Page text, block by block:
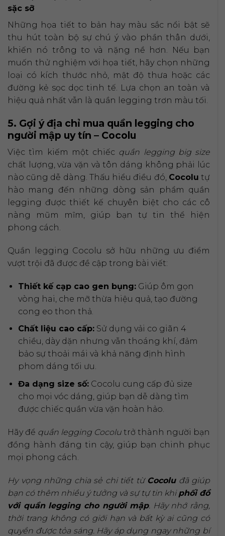
sặc sỡ
Những họa tiết to bản hay màu sắc nổi bật sẽ
thu hút toàn bộ sự chú ý vào phần thân dưới,
khiến nó trông to và nặng nề hơn. Nếu bạn
muốn thử nghiệm với họa tiết, hãy chọn những
loại có kích thước nhỏ, mật độ thưa hoặc các
đường kẻ sọc dọc tinh tế. Lựa chọn an toàn và
hiệu quả nhất vẫn là quần legging trơn màu tối.
5. Gợi ý địa chỉ mua quần legging cho
người mập uy tín – Cocolu
Việc tìm kiếm một chiếc quần legging big size
chất lượng, vừa vặn và tôn dáng không phải lúc
nào cũng dễ dàng. Thấu hiểu điều đó, Cocolu tự
hào mang đến những dòng sản phẩm quần
legging được thiết kế chuyên biệt cho các cô
nàng mũm mĩm, giúp bạn tự tin thể hiện
phong cách.
Quần legging Cocolu sở hữu những ưu điểm
vượt trội đã được đề cập trong bài viết:
Thiết kế cạp cao gen bụng:Giúp ôm gọn
vòng hai, che mỡ thừa hiệu quả, tạo đường
cong eo thon thả.
Chất liệu cao cấp:Sử dụng vải co giãn 4
chiều, dày dặn nhưng vẫn thoáng khí, đảm
bảo sự thoải mái và khả năng định hình
phom dáng tối ưu.
Đa dạng size số:Cocolu cung cấp đủ size
cho mọi vóc dáng, giúp bạn dễ dàng tìm
được chiếc quần vừa vặn hoàn hảo.
Hãy để quần legging Cocolu trở thành người bạn
đồng hành đáng tin cậy, giúp bạn chinh phục
mọi phong cách.
Hy vọng những chia sẻ chi tiết từ Cocoluđã giúp
bạn có thêm nhiều ý tưởng và sự tự tin khiphối đồ
với quần legging cho người mập. Hãy nhớ rằng,
thời trang không có giới hạn và bất kỳ ai cũng có
quyền được tỏa sáng. Hãy áp dụng ngay những bí